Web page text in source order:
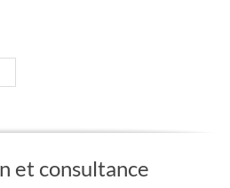
et consultance